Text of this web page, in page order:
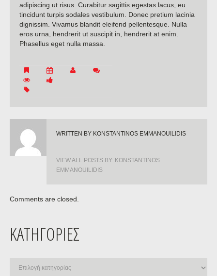
adipiscing ut risus. Curabitur sagittis egestas lacus, eu
tincidunt turpis sodales vestibulum. Donec pretium lacinia
dignissim. Vivamus blandit eleifend pellentesque. Nulla
eros urna, hendrerit ut suscipit in, hendrerit at enim.
Phasellus eget nulla massa.
WRITTEN BY KONSTANTINOS EMMANOUILIDIS
VIEW ALL POSTS BY: KONSTANTINOS
EMMANOUILIDIS
Comments are closed.
ΚΑΤΗΓΟΡΊΕΣ